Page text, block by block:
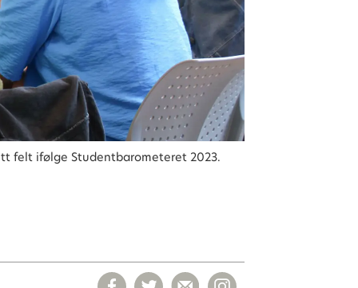
felt ifølge Studentbarometeret 2023.